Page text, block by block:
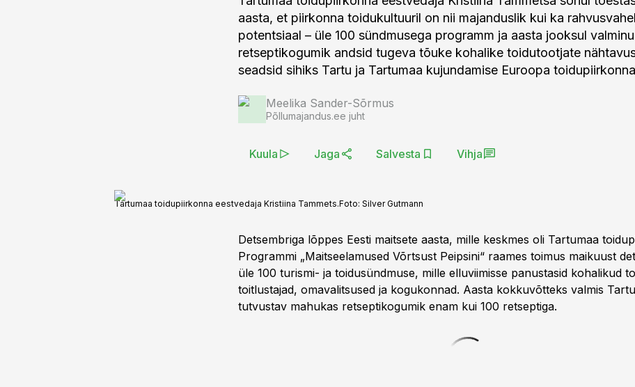
aasta, et piirkonna toidukultuuril on nii majanduslik kui ka
potentsiaal – üle 100 sündmusega programm ja aasta jooksul
retseptikogumik andsid tugeva tõuke kohalike toidutootjate
seadsid sihiks Tartu ja Tartumaa kujundamise Euroopa
Meelika Sander-Sõrmus
Põllumajandus.ee juht
Kuula Jaga Salvesta Vihja
Tartumaa toidupiirkonna eestvedaja Kristiina Tammets.Foto: Silver Gutmann
Detsembriga lõppes Eesti maitsete aasta, mille keskmes oli Tartumaa
Programmi „Maitseelamused Võrtsust Peipsini“ raames toimus maikuust
üle 100 turismi- ja toidusündmuse, mille elluviimisse panustasid kohalikud
toitlustajad, omavalitsused ja kogukonnad. Aasta kokkuvõtteks valmis
tutvustav mahukas retseptikogumik enam kui 100 retseptiga.